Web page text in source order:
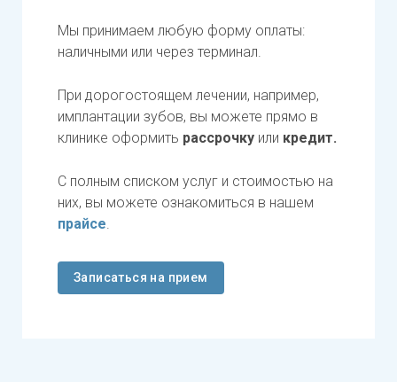
Мы принимаем любую форму оплаты:
наличными или через терминал.
При дорогостоящем лечении, например,
имплантации зубов, вы можете прямо в
клинике оформить рассрочку или кредит.
С полным списком услуг и стоимостью на
них, вы можете ознакомиться в нашем
прайсе.
Записаться на прием